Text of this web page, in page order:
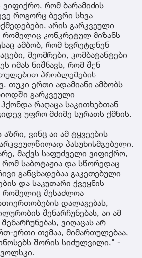
ვიფიქრო, რომ ბარამიძის
როგორც ბევრი სხვა
არის გარკვეული
რომელიც კონკრეტულ მიზანს
ამბობ, რომ ხვრეტდნენ
მეომრები, კომბატანტები
იმას ნიშნავს, რომ შენ
პრობლემების
თუკი ერთი ადამიანი ამბობს
გარკვეული
რაღაცა საკითხებთან
უფრო მძიმე სურათს ქმნის.
აზრი, ვინც აი ამ ტყვეების
პასუხისმგებელი.
მაქვს საფუძველი ვიფიქრო,
საბოტაჟია და სწორედაც
განცხადებაა გაკეთებული
და საკუთარი ქვეყნის
რომელიც შესაძლოა
დალაგებას,
შენარჩუნებას, აი ამ
ვიღაცას არ
ერთი თემაა, მიმართულებაა,
შორის სიძულვილი," -